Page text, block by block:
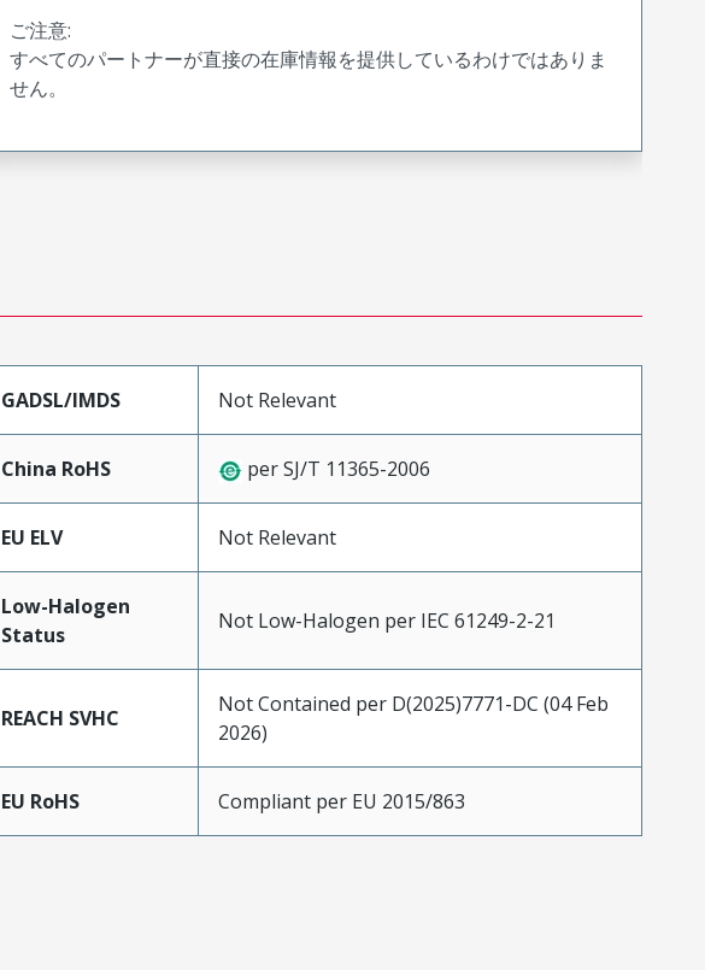
ご注意:
すべてのパートナーが直接の在庫情報を提供しているわけではありま
せん。
GADSL/IMDS Not Relevant
China RoHS per SJ/T 11365-2006
EU ELV Not Relevant
Low-Halogen
Status
Not Low-Halogen per IEC 61249-2-21
REACH SVHC
Not Contained per D(2025)7771-DC (04 Feb
2026)
EU RoHS Compliant per EU 2015/863